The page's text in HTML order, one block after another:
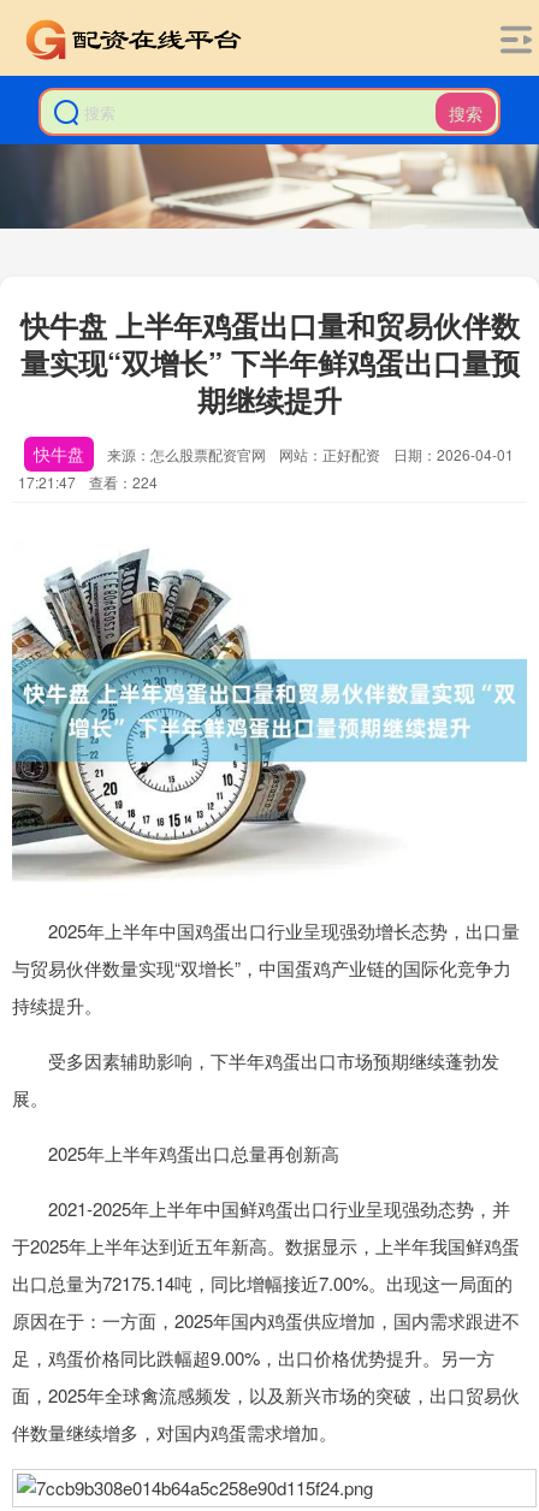
搜索
快牛盘 上半年鸡蛋出口量和贸易伙伴数
量实现“双增长” 下半年鲜鸡蛋出口量预
期继续提升
快牛盘 来源：怎么股票配资官网 网站：正好配资
日期：2026-04-01
17:21:47
查看：224
2025年上半年中国鸡蛋出口行业呈现强劲增长态势，出口量
与贸易伙伴数量实现“双增长”，中国蛋鸡产业链的国际化竞争力
持续提升。
受多因素辅助影响，下半年鸡蛋出口市场预期继续蓬勃发
展。
2025年上半年鸡蛋出口总量再创新高
2021-2025年上半年中国鲜鸡蛋出口行业呈现强劲态势，并
于2025年上半年达到近五年新高。数据显示，上半年我国鲜鸡蛋
出口总量为72175.14吨，同比增幅接近7.00%。出现这一局面的
原因在于：一方面，2025年国内鸡蛋供应增加，国内需求跟进不
足，鸡蛋价格同比跌幅超9.00%，出口价格优势提升。另一方
面，2025年全球禽流感频发，以及新兴市场的突破，出口贸易伙
伴数量继续增多，对国内鸡蛋需求增加。